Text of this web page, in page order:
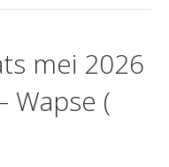
mei 2026
Wapse (